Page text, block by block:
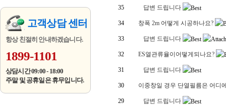
고객상담 센터
항상 친절히 안내하겠습니다.
1899-1101
상담시간 09:00 - 18:00
주말 및 공휴일은 휴무입니다.
35 답변 드립니다
34 창폭 2m 어떻게 시공하나요?
33 답변 드립니다
32 ES열관류율이어떻게되나요?
31 답변 드립니다
30 이중창일 경우 단열필름은 어디
29 답변 드립니다